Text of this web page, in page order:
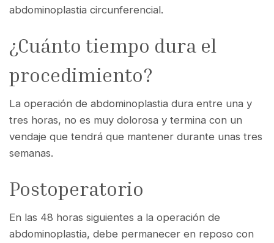
abdominoplastia circunferencial.
¿Cuánto tiempo dura el
procedimiento?
La operación de abdominoplastia dura entre una y
tres horas, no es muy dolorosa y termina con un
vendaje que tendrá que mantener durante unas tres
semanas.
Postoperatorio
En las 48 horas siguientes a la operación de
abdominoplastia, debe permanecer en reposo con